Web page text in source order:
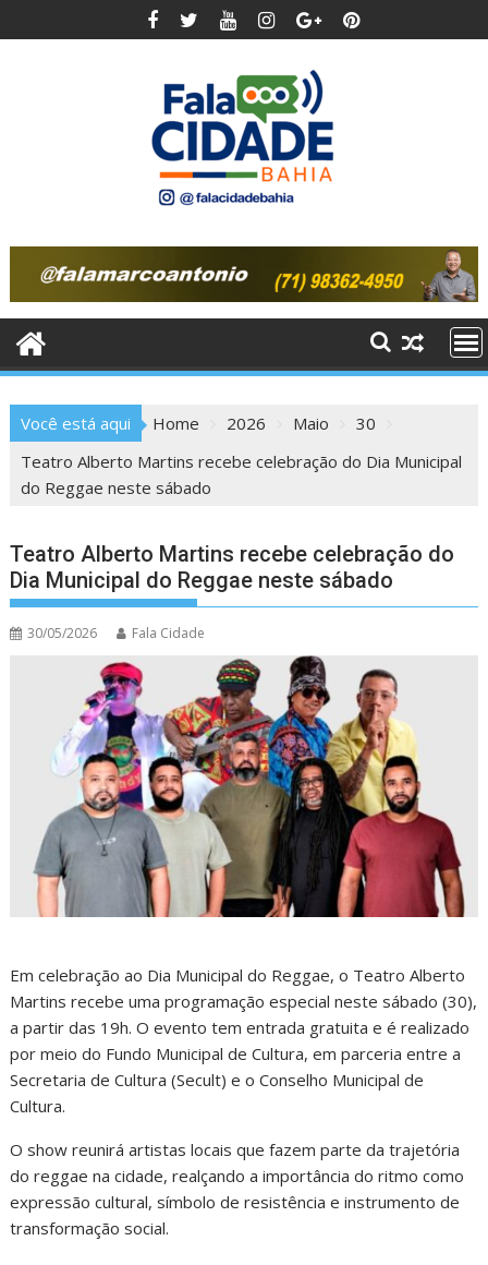
to
Você está aqui Home 2026 Maio
30
Teatro Alberto Martins recebe celebração do Dia Municipal
do Reggae neste sábado
Teatro Alberto Martins recebe celebração do
Dia Municipal do Reggae neste sábado
30/05/2026 Fala Cidade
Em celebração ao Dia Municipal do Reggae, o Teatro Alberto
Martins recebe uma programação especial neste sábado (30),
a partir das 19h. O evento tem entrada gratuita e é realizado
por meio do Fundo Municipal de Cultura, em parceria entre a
Secretaria de Cultura (Secult) e o Conselho Municipal de
Cultura.
O show reunirá artistas locais que fazem parte da trajetória
do reggae na cidade, realçando a importância do ritmo como
expressão cultural, símbolo de resistência e instrumento de
transformação social.